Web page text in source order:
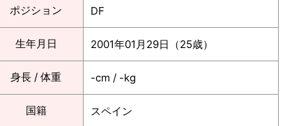
ポジション DF
生年月日 2001年01月29日（25歳）
身長 / 体重 -cm / -kg
国籍 スペイン